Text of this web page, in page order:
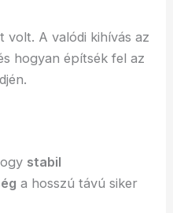
volt. A valódi kihívás az
hogyan építsék fel az
stabil
a hosszú távú siker